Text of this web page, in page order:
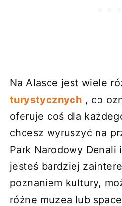
Na Alasce jest wiele
turystycznych , co
oferuje coś dla
chcesz wyruszyć na
Park Narodowy Denali
jesteś bardziej
poznaniem kultury,
różne muzea lub